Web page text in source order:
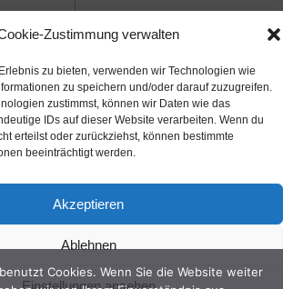
Zustimmung verwalten
zu bieten, verwenden wir Technologien wie
zu speichern und/oder darauf zuzugreifen.
zustimmst, können wir Daten wie das
IDs auf dieser Website verarbeiten. Wenn du
erteilst oder zurückziehst, können bestimmte
beeinträchtigt werden.
Akzeptieren
Ablehnen
Einstellungen ansehen
Sinha
Cookies. Wenn Sie die Website weiter